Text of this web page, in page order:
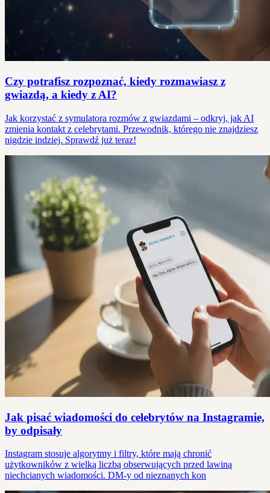
Czy potrafisz rozpoznać, kiedy rozmawiasz z
gwiazdą, a kiedy z AI?
Jak korzystać z symulatora rozmów z gwiazdami – odkryj, jak AI
zmienia kontakt z celebrytami. Przewodnik, którego nie znajdziesz
nigdzie indziej. Sprawdź już teraz!
Jak pisać wiadomości do celebrytów na Instagramie,
by odpisały
Instagram stosuje algorytmy i filtry, które mają chronić
użytkowników z wielką liczbą obserwujących przed lawiną
niechcianych wiadomości. DM-y od nieznanych kon